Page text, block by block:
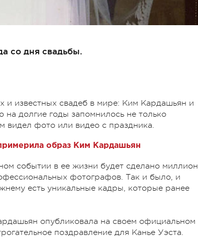
со дня свадьбы.
и известных свадеб в мире: Ким Кардашьян и
на долгие годы запомнилось не только
видел фото или видео с праздника.
образ Ким Кардашьян
событии в ее жизни будет сделано миллион
фотографов. Так и было, и
есть уникальные кадры, которые ранее
опубликовала на своем официальном
поздравление для Канье Уэста.